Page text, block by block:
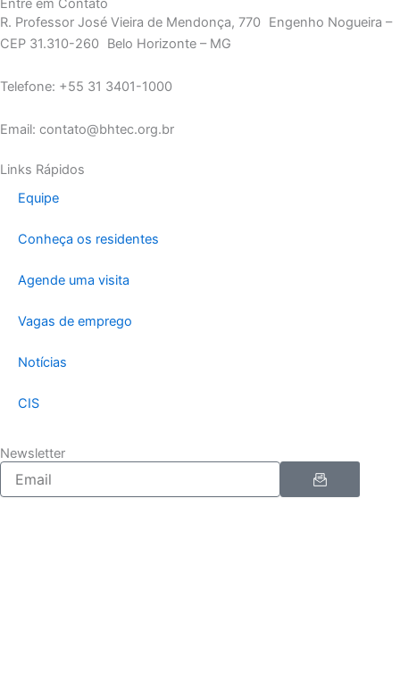
Entre em Contato
R. Professor José Vieira de Mendonça, 770 Engenho Nogueira –
CEP 31.310-260 Belo Horizonte – MG
Telefone: +55 31 3401-1000
Email: contato@bhtec.org.br
Links Rápidos
Equipe
Conheça os residentes
Agende uma visita
Vagas de emprego
Notícias
CIS
Newsletter
Enviar